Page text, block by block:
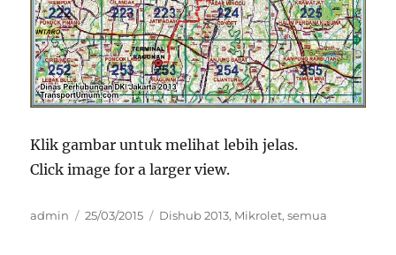
Klik gambar untuk melihat lebih jelas.
Click image for a larger view.
Author
admin
Posted
25/03/2015 Categories
Dishub 2013, Mikrolet,semua